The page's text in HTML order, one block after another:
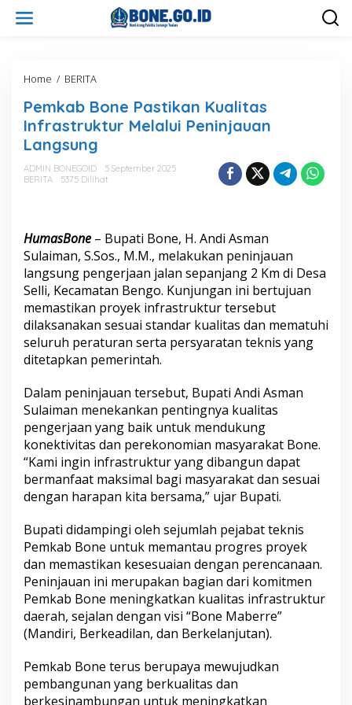
Home / BERITA
m
k
a
b
o
s
t
i
k
a
n
K
u
a
i
t
a
s
n
f
a
t
r
u
t
u
r
M
a
l
u
Pemkab Bone Pastikan Kualitas
Infrastruktur Melalui Peninjauan
Langsung
ADMIN BONEGOID
5 September 2025
BERITA
5375 Dilihat
HumasBone – Bupati Bone, H. Andi Asman
Sulaiman, S.Sos., M.M., melakukan peninjauan
langsung pengerjaan jalan sepanjang 2 Km di Desa
Selli, Kecamatan Bengo. Kunjungan ini bertujuan
memastikan proyek infrastruktur tersebut
dilaksanakan sesuai standar kualitas dan mematuhi
seluruh peraturan serta persyaratan teknis yang
ditetapkan pemerintah.
Dalam peninjauan tersebut, Bupati Andi Asman
Sulaiman menekankan pentingnya kualitas
pengerjaan yang baik untuk mendukung
konektivitas dan perekonomian masyarakat Bone.
“Kami ingin infrastruktur yang dibangun dapat
bermanfaat maksimal bagi masyarakat dan sesuai
dengan harapan kita bersama,” ujar Bupati.
Bupati didampingi oleh sejumlah pejabat teknis
Pemkab Bone untuk memantau progres proyek
dan memastikan kesesuaian dengan perencanaan.
Peninjauan ini merupakan bagian dari komitmen
Pemkab Bone meningkatkan kualitas infrastruktur
daerah, sejalan dengan visi “Bone Maberre”
(Mandiri, Berkeadilan, dan Berkelanjutan).
Pemkab Bone terus berupaya mewujudkan
pembangunan yang berkualitas dan
berkesinambungan untuk meningkatkan